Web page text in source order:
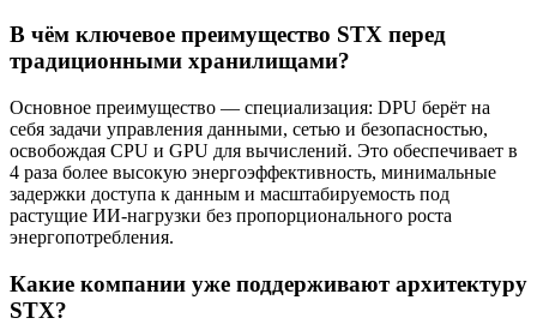
В чём ключевое преимущество STX перед
традиционными хранилищами?
Основное преимущество — специализация: DPU берёт на
себя задачи управления данными, сетью и безопасностью,
освобождая CPU и GPU для вычислений. Это обеспечивает в
4 раза более высокую энергоэффективность, минимальные
задержки доступа к данным и масштабируемость под
растущие ИИ-нагрузки без пропорционального роста
энергопотребления.
Какие компании уже поддерживают архитектуру
STX?